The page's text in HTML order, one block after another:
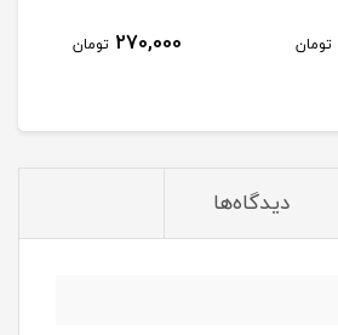
تومان 270,000 تومان
دیدگاه‌ها